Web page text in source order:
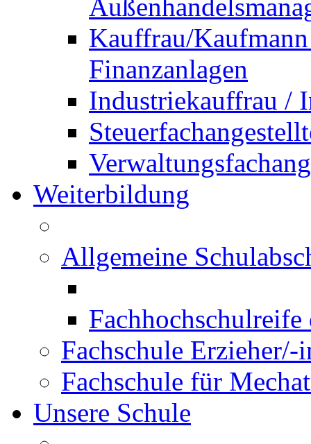
Kauffrau/
Finanzanlagen
Industriekauffrau /
Weiterbildung
Allgemeine
Fachschule Erzieher/-
Fachschule für
Unsere Schule